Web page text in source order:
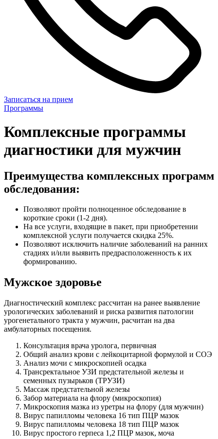
Записаться на прием
Программы
Комплексные программы
диагностики для мужчин
Преимущества комплексных программ
обследования:
Позволяют пройти полноценное обследование в
короткие сроки (1-2 дня).
На все услуги, входящие в пакет, при приобретении
комплексной услуги получается скидка 25%.
Позволяют исключить наличие заболеваний на ранних
стадиях и/или выявить предрасположенность к их
формированию.
Мужское здоровье
Диагностический комплекс рассчитан на ранее выявление
урологических заболеваний и риска развития патологии
урогенетального тракта у мужчин, расчитан на два
амбулаторных посещения.
Консультация врача уролога, первичная
Общий анализ крови с лейкоцитарной формулой и СОЭ
Анализ мочи с микроскопией осадка
Трансректальное УЗИ предстательной железы и
семенных пузырьков (ТРУЗИ)
Массаж предстательной железы
Забор материала на флору (микроскопия)
Микроскопия мазка из уретры на флору (для мужчин)
Вирус папилломы человека 16 тип ПЦР мазок
Вирус папилломы человека 18 тип ПЦР мазок
Вирус простого герпеса 1,2 ПЦР мазок, моча